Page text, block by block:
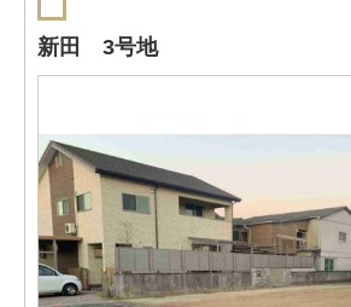
新田 3号地